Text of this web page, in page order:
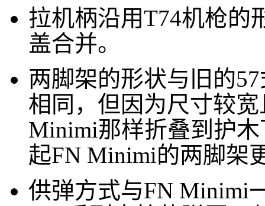
拉机柄沿用T74机枪的
盖合并。
两脚架的形状与旧的
相同，但因为尺寸较
Minimi那样折叠到护
起FN Minimi的两脚架
供弹方式与FN Minimi